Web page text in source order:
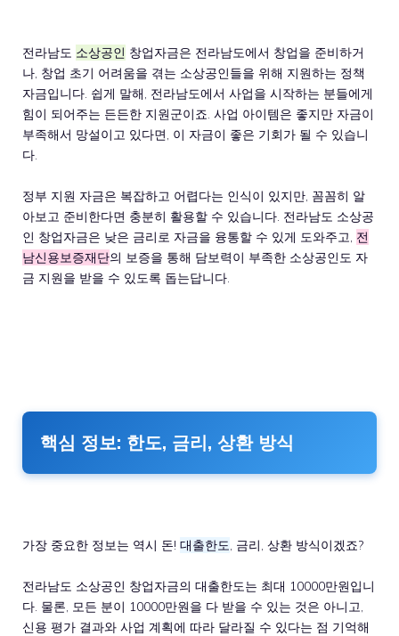
전라남도 소상공인 창업자금은 전라남도에서 창업을 준비하거
나, 창업 초기 어려움을 겪는 소상공인들을 위해 지원하는 정책
자금입니다. 쉽게 말해, 전라남도에서 사업을 시작하는 분들에게
힘이 되어주는 든든한 지원군이죠. 사업 아이템은 좋지만 자금이
부족해서 망설이고 있다면, 이 자금이 좋은 기회가 될 수 있습니
다.
정부 지원 자금은 복잡하고 어렵다는 인식이 있지만, 꼼꼼히 알
아보고 준비한다면 충분히 활용할 수 있습니다. 전라남도 소상공
인 창업자금은 낮은 금리로 자금을 융통할 수 있게 도와주고, 전
남신용보증재단의 보증을 통해 담보력이 부족한 소상공인도 자
금 지원을 받을 수 있도록 돕는답니다.
핵심 정보: 한도, 금리, 상환 방식
가장 중요한 정보는 역시 돈! 대출한도 , 금리, 상환 방식이겠죠?
전라남도 소상공인 창업자금의 대출한도는 최대 10000만원입니
다. 물론, 모든 분이 10000만원을 다 받을 수 있는 것은 아니고,
신용 평가 결과와 사업 계획에 따라 달라질 수 있다는 점 기억해